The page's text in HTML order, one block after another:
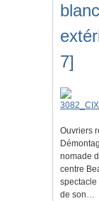
7]
Ouvriers
nomade
centre
spectacle
de son…